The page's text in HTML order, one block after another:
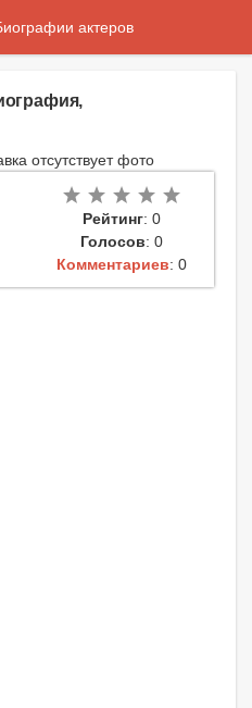
Рейтинг: 0
Голосов: 0
Комментариев: 0